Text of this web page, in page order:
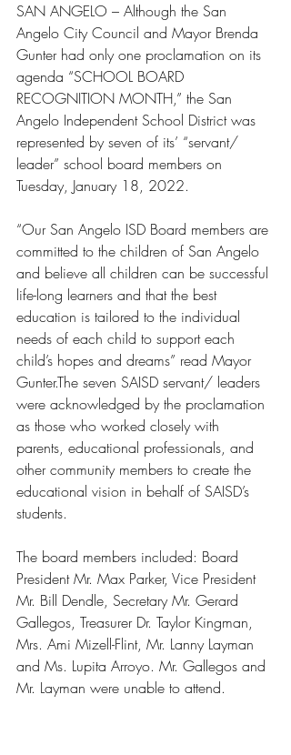
SAN ANGELO – Although the San
Angelo City Council and Mayor Brenda
Gunter had only one proclamation on its
agenda “SCHOOL BOARD
RECOGNITION MONTH,” the San
Angelo Independent School District was
represented by seven of its’ “servant/
leader” school board members on
Tuesday, January 18, 2022.
“Our San Angelo ISD Board members are
committed to the children of San Angelo
and believe all children can be successful
life-long learners and that the best
education is tailored to the individual
needs of each child to support each
child’s hopes and dreams” read Mayor
Gunter.The seven SAISD servant/ leaders
were acknowledged by the proclamation
as those who worked closely with
parents, educational professionals, and
other community members to create the
educational vision in behalf of SAISD’s
students.
The board members included: Board
President Mr. Max Parker, Vice President
Mr. Bill Dendle, Secretary Mr. Gerard
Gallegos, Treasurer Dr. Taylor Kingman,
Mrs. Ami Mizell-Flint, Mr. Lanny Layman
and Ms. Lupita Arroyo. Mr. Gallegos and
Mr. Layman were unable to attend.